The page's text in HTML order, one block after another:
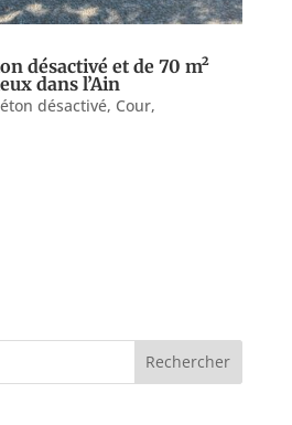
désactivé et de 70 m²
dans l’Ain
désactivé, Cour,